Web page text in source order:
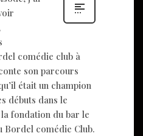
comédie club à
son parcours
était un champion
débuts dans le
fondation du bar le
Bordel comédie Club.